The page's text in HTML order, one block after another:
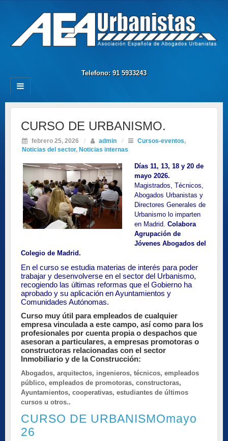
Telefono: 91 5933243
CURSO DE URBANISMO.
febrero 25, 2026 / admin / Cursos-eventos
Noticias del sector, Noticias internas
Días 11, 13, 18 y 20 de
mayo 2026.
Magistrados, Técnicos,
Abogados Urbanistas y
Directores Generales de
Urbanismo lo imparten
en Madrid. Colabora
Agrupación de
Jóvenes Abogados del
Colegio de Madrid.
En el curso se estudia materias de interés para poder
trabajar y desenvolverse en el sector del Urbanismo,
recogiendo las últimas reformas que el Gobierno ha
aprobado y su aplicación en Ayuntamientos y
Comunidades Autónomas.
Curso muy útil para empleados de cualquier
empresa vinculada a este campo, así como para los
profesionales por cuenta propia o despachos que
asesoran a particulares, a empresas promotoras o
constructoras relacionadas con el sector
Inmobiliario y de la Construcción:
Abogados, arquitectos, ingenieros, técnicos, empleados
público, empleados de promotoras, constructoras,
Ayuntamientos, cooperativas, estudiantes de últimos
cursos u otros..
CURSO DE URBANISMOmayo
26